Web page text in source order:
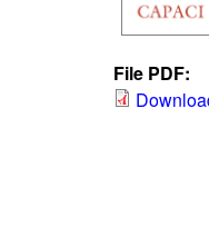
File PDF: